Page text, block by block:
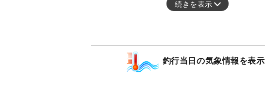
続きを表示
釣行当日の気象情報を表示